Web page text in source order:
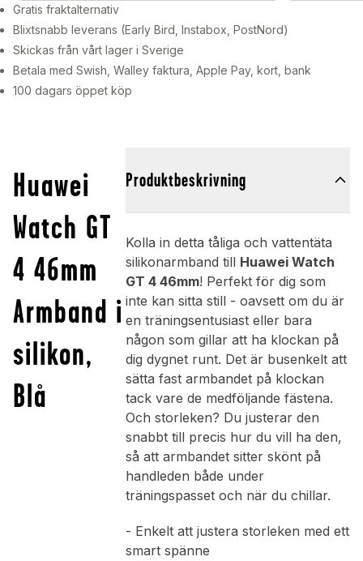
Gratis fraktalternativ
Blixtsnabb leverans (Early Bird, Instabox, PostNord)
Skickas från vårt lager i Sverige
Betala med Swish, Walley faktura, Apple Pay, kort, bank
100 dagars öppet köp
Huawei
Watch GT
4 46mm
Armband i
silikon,
Blå
Produktbeskrivning
Kolla in detta tåliga och vattentäta
silikonarmband till Huawei Watch
GT 4 46mm! Perfekt för dig som
inte kan sitta still - oavsett om du är
en träningsentusiast eller bara
någon som gillar att ha klockan på
dig dygnet runt. Det är busenkelt att
sätta fast armbandet på klockan
tack vare de medföljande fästena.
Och storleken? Du justerar den
snabbt till precis hur du vill ha den,
så att armbandet sitter skönt på
handleden både under
träningspasset och när du chillar.
- Enkelt att justera storleken med ett
smart spänne